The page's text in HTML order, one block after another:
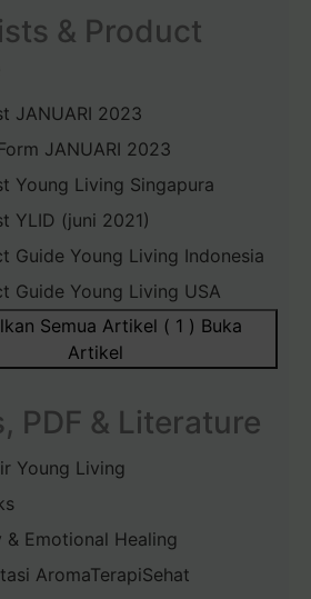
& Product
JANUARI 2023
JANUARI 2023
Young Living Singapura
YLID (juni 2021)
Guide Young Living Indonesia
Guide Young Living USA
Semua Artikel ( 1 ) Buka
Artikel
PDF & Literature
Young Living
& Emotional Healing
AromaTerapiSehat